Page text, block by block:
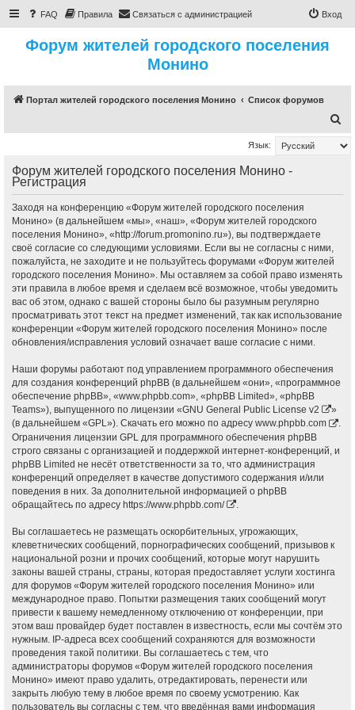
FAQ Правила Связаться с администрацией Вход
Форум жителей городского поселения
Монино
Портал жителей городского поселения Монино
Список форумов
о
к
Язык:
Форум жителей городского поселения Монино -
Регистрация
Заходя на конференцию «Форум жителей городского поселения
Монино» (в дальнейшем «мы», «наш», «Форум жителей городского
поселения Монино», «http://forum.promonino.ru»), вы подтверждаете
своё согласие со следующими условиями. Если вы не согласны с ними,
пожалуйста, не заходите и не пользуйтесь форумами «Форум жителей
городского поселения Монино». Мы оставляем за собой право изменять
эти правила в любое время и сделаем всё возможное, чтобы уведомить
вас об этом, однако с вашей стороны было бы разумным регулярно
просматривать этот текст на предмет изменений, так как использование
конференции «Форум жителей городского поселения Монино» после
обновления/исправления условий означает ваше согласие с ними.
Наши форумы работают под управлением программного обеспечения
для создания конференций phpBB (в дальнейшем «они», «программное
обеспечение phpBB», «www.phpbb.com», «phpBB Limited», «phpBB
Teams»), выпущенного по лицензии «GNU General Public License v2
»
(в дальнейшем «GPL»). Скачать его можно по адресу www.phpbb.com
.
Ограничения лицензии GPL для программного обеспечения phpBB
строго связаны с организацией и поддержкой интернет-конференций, и
phpBB Limited не несёт ответственности за то, что администрация
конференций определяет в качестве допустимого содержания и/или
поведения в них. За дополнительной информацией о phpBB
обращайтесь по адресу https://www.phpbb.com/
Вы соглашаетесь не размещать оскорбительных, угрожающих,
клеветнических сообщений, порнографических сообщений, призывов к
национальной розни и прочих сообщений, которые могут нарушить
законы вашей страны, страны, которая предоставляет услуги хостинга
для форумов «Форум жителей городского поселения Монино» или
международное право. Попытки размещения таких сообщений могут
привести к вашему немедленному отключению от конференции, при
этом ваш провайдер будет поставлен в известность, если мы сочтём это
нужным. IP-адреса всех сообщений сохраняются для возможности
проведения такой политики. Вы соглашаетесь с тем, что
администраторы форумов «Форум жителей городского поселения
Монино» имеют право удалить, отредактировать, перенести или
закрыть любую тему в любое время по своему усмотрению. Как
пользователь вы согласны с тем, что введённая вами информация